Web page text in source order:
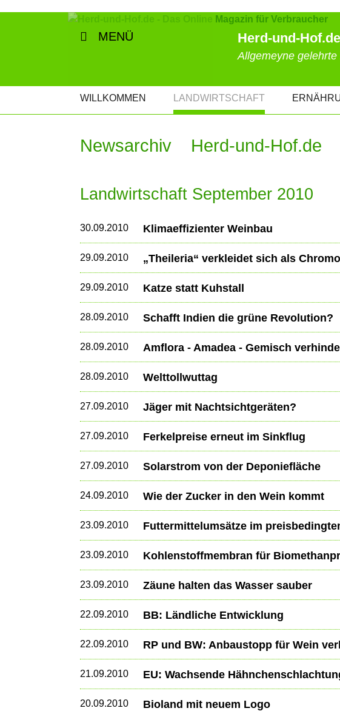
Herd-und-
Allgemeyne
MENÜ
NAVIGATION
ÜBERSPRINGEN
WILLKOMMEN LANDWIRTSCHAFT
Newsarchiv Herd-und-Hof.de
Landwirtschaft September 2010
30.09.2010 Klimaeffizienter Weinbau
29.09.2010
„Theileria“ verkleidet sich als
29.09.2010 Katze statt Kuhstall
28.09.2010 Schafft Indien die grüne Revolution?
28.09.2010 Amflora - Amadea - Gemisch
28.09.2010 Welttollwuttag
27.09.2010 Jäger mit Nachtsichtgeräten?
27.09.2010 Ferkelpreise erneut im Sinkflug
27.09.2010 Solarstrom von der Deponiefläche
24.09.2010 Wie der Zucker in den Wein kommt
23.09.2010 Futtermittelumsätze im
23.09.2010 Kohlenstoffmembran für
23.09.2010 Zäune halten das Wasser sauber
22.09.2010 BB: Ländliche Entwicklung
22.09.2010 RP und BW: Anbaustopp für Wein
21.09.2010 EU: Wachsende
20.09.2010 Bioland mit neuem Logo